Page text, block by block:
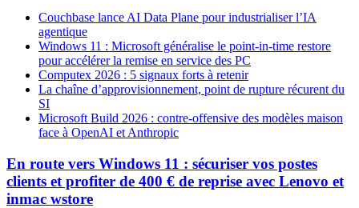
Couchbase lance AI Data Plane pour industrialiser l’IA
agentique
Windows 11 : Microsoft généralise le point-in-time restore
pour accélérer la remise en service des PC
Computex 2026 : 5 signaux forts à retenir
La chaîne d’approvisionnement, point de rupture récurent du
SI
Microsoft Build 2026 : contre-offensive des modèles maison
face à OpenAI et Anthropic
En route vers Windows 11 : sécuriser vos postes
clients et profiter de 400 € de reprise avec Lenovo et
inmac wstore